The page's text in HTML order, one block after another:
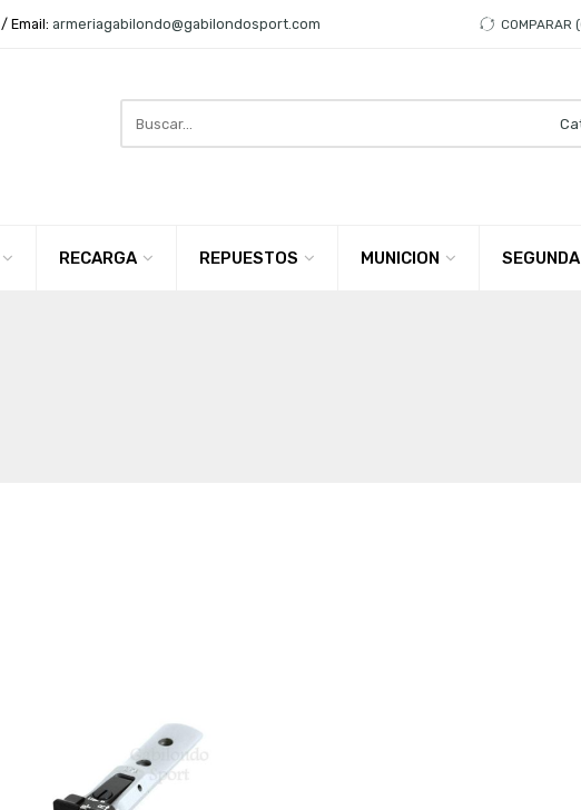
/ Email: armeriagabilondo@gabilondosport.com COMPARAR
here
RECARGA REPUESTOS MUNICION